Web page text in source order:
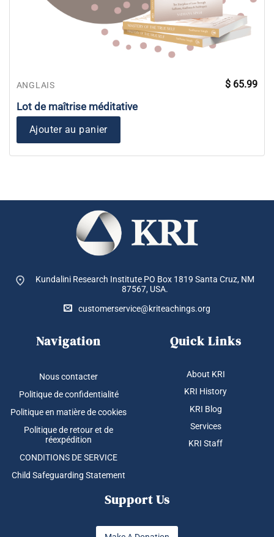
ANGLAIS
Lot de maîtrise méditative
$ 65.99
Ajouter au panier
Kundalini Research Institute PO Box 1819 Santa Cruz, NM
87567, USA.
customerservice@kriteachings.org
Navigation
Nous contacter
Politique de confidentialité
Politique en matière de cookies
Politique de retour et de
réexpédition
CONDITIONS DE SERVICE
Child Safeguarding Statement
Quick Links
About KRI
KRI History
KRI Blog
Services
KRI Staff
Support Us